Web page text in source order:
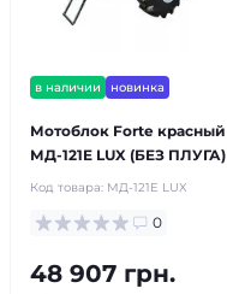
в наличии новинка
Мотоблок Forte красный
МД-121E LUX (БЕЗ ПЛУГА)
Код товара: МД-121E LUX
0
48 907 грн.